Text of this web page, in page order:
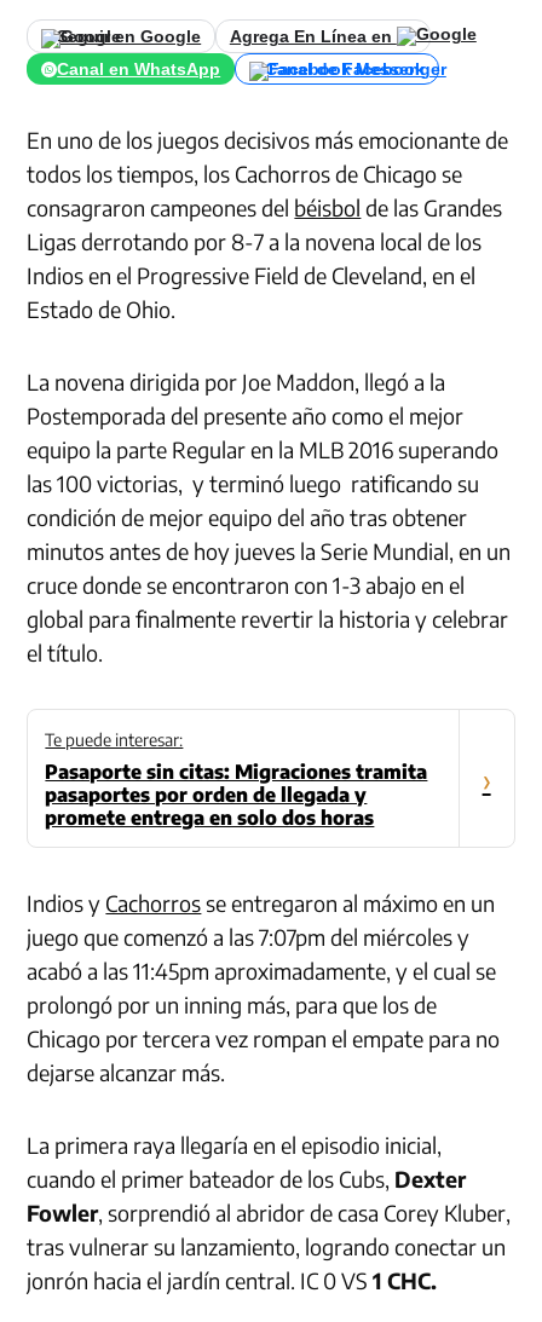
Seguir en Google
Agrega En Línea en
Canal en WhatsApp
Canal de Facebook
En uno de los juegos decisivos más emocionante de
todos los tiempos, los Cachorros de Chicago se
consagraron campeones del béisbol de las Grandes
Ligas derrotando por 8-7 a la novena local de los
Indios en el Progressive Field de Cleveland, en el
Estado de Ohio.
La novena dirigida por Joe Maddon, llegó a la
Postemporada del presente año como el mejor
equipo la parte Regular en la MLB 2016 superando
las 100 victorias, y terminó luego ratificando su
condición de mejor equipo del año tras obtener
minutos antes de hoy jueves la Serie Mundial, en un
cruce donde se encontraron con 1-3 abajo en el
global para finalmente revertir la historia y celebrar
el título.
Te puede interesar:
Pasaporte sin citas: Migraciones tramita
pasaportes por orden de llegada y
promete entrega en solo dos horas
›
Indios y Cachorrosse entregaron al máximo en un
juego que comenzó a las 7:07pm del miércoles y
acabó a las 11:45pm aproximadamente, y el cual se
prolongó por un inning más, para que los de
Chicago por tercera vez rompan el empate para no
dejarse alcanzar más.
La primera raya llegaría en el episodio inicial,
cuando el primer bateador de los Cubs, Dexter
Fowler, sorprendió al abridor de casa Corey Kluber,
tras vulnerar su lanzamiento, logrando conectar un
jonrón hacia el jardín central. IC 0 VS1 CHC.